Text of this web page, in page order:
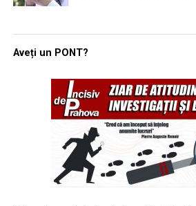
Aveți un PONT?